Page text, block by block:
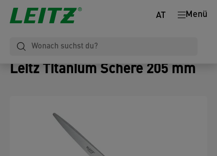
Menü
AT
Leitz Titanium Schere 205 mm